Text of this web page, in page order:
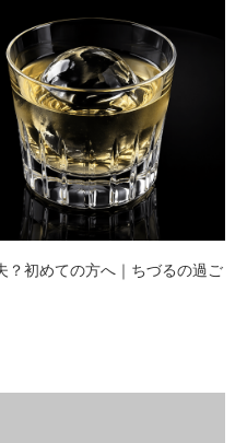
？初めての方へ｜ちづるの過ご